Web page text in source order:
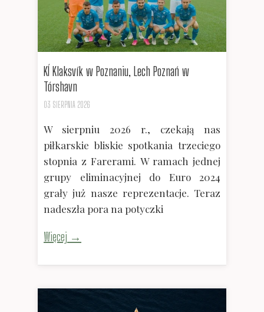
KÍ Klaksvík w Poznaniu, Lech Poznań w
Tórshavn
03 SIERPNIA 2026
W sierpniu 2026 r., czekają nas
piłkarskie bliskie spotkania trzeciego
stopnia z Farerami. W ramach jednej
grupy eliminacyjnej do Euro 2024
grały już nasze reprezentacje. Teraz
nadeszła pora na potyczki
Więcej →